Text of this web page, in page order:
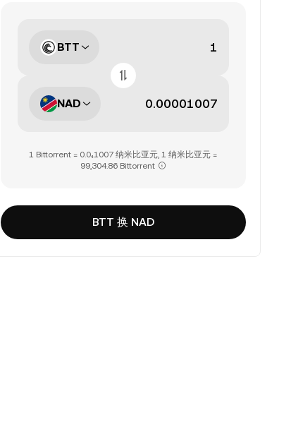
BTT
NAD
1 Bittorrent = 0.0₄1007 纳米比亚元, 1 纳米比亚元 =
99,304.86 Bittorrent
BTT 换 NAD